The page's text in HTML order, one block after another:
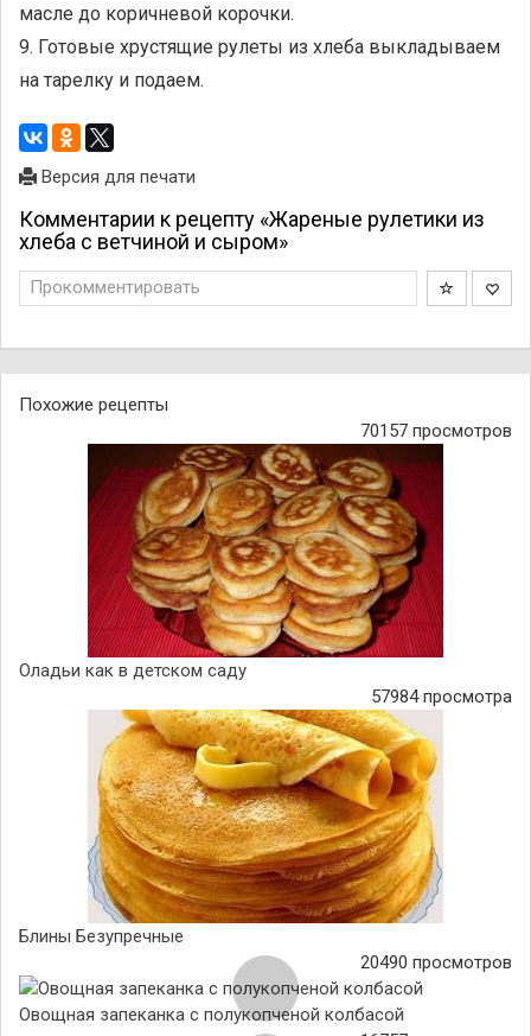
масле до коричневой корочки.
9. Готовые хрустящие рулеты из хлеба выкладываем
на тарелку и подаем.
Версия для печати
Комментарии к рецепту «Жареные рулетики из
хлеба с ветчиной и сыром»
Прокомментировать
Похожие рецепты
70157 просмотров
Оладьи как в детском саду
57984 просмотра
Блины Безупречные
20490 просмотров
Овощная запеканка с полукопченой колбасой